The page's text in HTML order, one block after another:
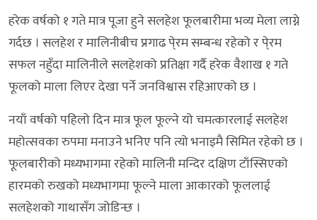
हरेक वर्षको १ गते मात्र पूजा हुने सलहेश फूलबारीमा भव्य मेला लाग्ने
गर्दछ । सलहेश र मालिनीबीच प्रगाढ पे्रम सम्बन्ध रहेको र पे्रम
सफल नहुँदा मालिनीले सलहेशको प्रतिक्षा गर्दै हरेक वैशाख १ गते
फूलको माला लिएर देखा पर्ने जनविश्वास रहिआएको छ ।
नयाँ वर्षको पहिलो दिन मात्र फूल फूल्ने यो चमत्कारलाई सलहेश
महोत्सवका रुपमा मनाउने भनिए पनि त्यो भनाइमै सिमित रहेको छ ।
फूलबारीको मध्यभागमा रहेको मालिनी मन्दिर दक्षिण टाँस्सिएको
हारमको रुखको मध्यभागमा फूल्ने माला आकारको फूललाई
सलहेशको गाथासँग जोडिन्छ ।